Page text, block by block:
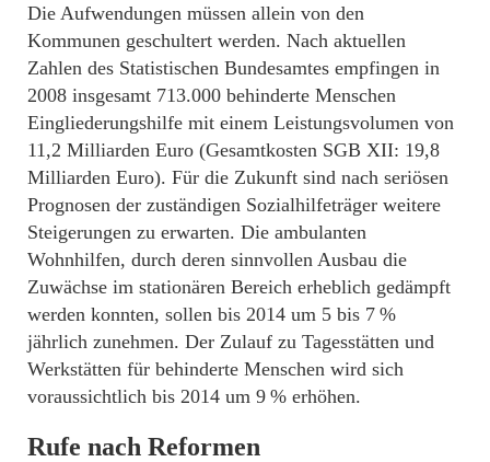
Die Aufwendungen müssen allein von den
Kommunen geschultert werden. Nach aktuellen
Zahlen des Statistischen Bundesamtes empfingen in
2008 insgesamt 713.000 behinderte Menschen
Eingliederungshilfe mit einem Leistungsvolumen von
11,2 Milliarden Euro (Gesamtkosten SGB XII: 19,8
Milliarden Euro). Für die Zukunft sind nach seriösen
Prognosen der zuständigen Sozialhilfeträger weitere
Steigerungen zu erwarten. Die ambulanten
Wohnhilfen, durch deren sinnvollen Ausbau die
Zuwächse im stationären Bereich erheblich gedämpft
werden konnten, sollen bis 2014 um 5 bis 7 %
jährlich zunehmen. Der Zulauf zu Tagesstätten und
Werkstätten für behinderte Menschen wird sich
voraussichtlich bis 2014 um 9 % erhöhen.
Rufe nach Reformen